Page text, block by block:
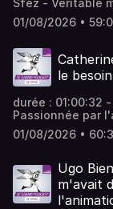
Sfez - Véritable
phénomène
point que, des
ainsi son
équipe : Thomas
podcast ? Pour
01/08/2026 •
le
durée : 01:00:32 - Le grand podcast de voyage -
Passionnée par
Catherine
sur son parcours
Bernard, Alexandra
podcast ? Pour
rendez-vous sur
01/08/2026 •
Ugo
m'avait